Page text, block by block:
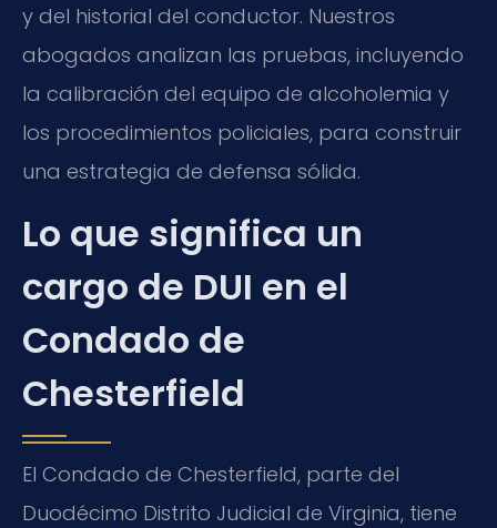
y del historial del conductor. Nuestros
abogados analizan las pruebas, incluyendo
la calibración del equipo de alcoholemia y
los procedimientos policiales, para construir
una estrategia de defensa sólida.
Lo que significa un
cargo de DUI en el
Condado de
Chesterfield
El Condado de Chesterfield, parte del
Duodécimo Distrito Judicial de Virginia, tiene